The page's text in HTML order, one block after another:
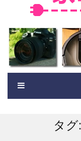
タグ: